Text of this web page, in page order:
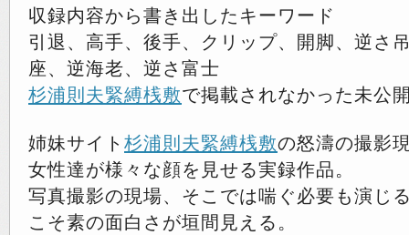
収録内容から書き出したキーワード
引退、高手、後手、クリップ、開脚、逆さ
座、逆海老、逆さ富士
杉浦則夫緊縛桟敷で掲載されなかった未公
姉妹サイト 杉浦則夫緊縛桟敷の怒濤の撮影
女性達が様々な顔を見せる実録作品。
写真撮影の現場、そこでは喘ぐ必要も演じ
こそ素の面白さが垣間見える。